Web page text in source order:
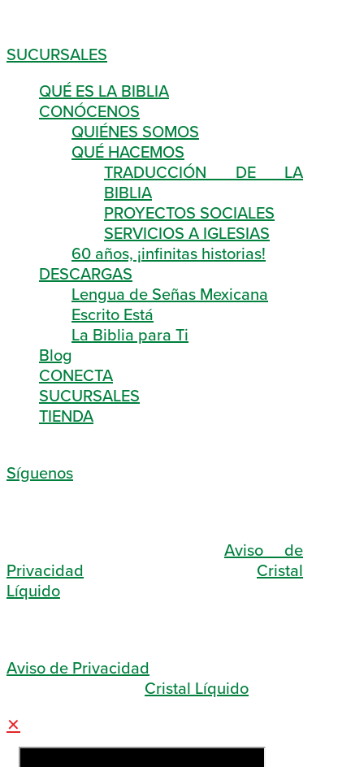
SUCURSALES
QUÉ ES LA BIBLIA
CONÓCENOS
QUIÉNES SOMOS
QUÉ HACEMOS
TRADUCCIÓN DE LA
BIBLIA
PROYECTOS SOCIALES
SERVICIOS A IGLESIAS
60 años, ¡infinitas historias!
DESCARGAS
Lengua de Señas Mexicana
Escrito Está
La Biblia para Ti
Blog
CONECTA
SUCURSALES
TIENDA
Síguenos
Aviso de
Privacidad
Cristal
Líquido
Aviso de Privacidad
Cristal Líquido
✕